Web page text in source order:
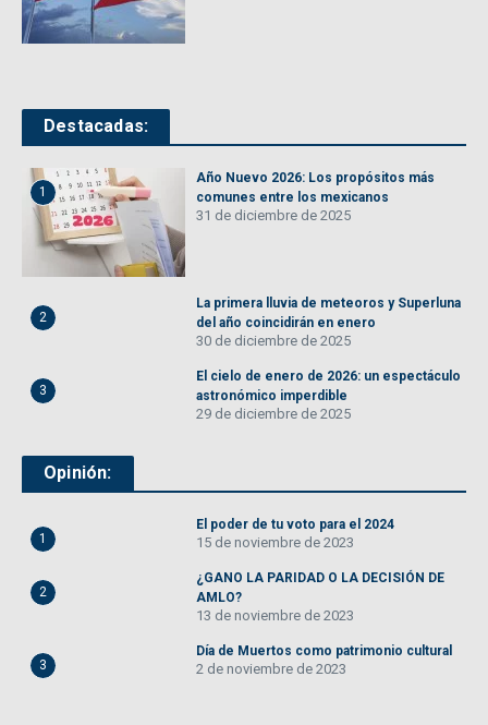
Destacadas:
1
Año Nuevo 2026: Los propósitos más
comunes entre los mexicanos
31 de diciembre de 2025
2
La primera lluvia de meteoros y Superluna
del año coincidirán en enero
30 de diciembre de 2025
3
El cielo de enero de 2026: un espectáculo
astronómico imperdible
29 de diciembre de 2025
Opinión:
1
El poder de tu voto para el 2024
15 de noviembre de 2023
2
¿GANO LA PARIDAD O LA DECISIÓN DE
AMLO?
13 de noviembre de 2023
3
Día de Muertos como patrimonio cultural
2 de noviembre de 2023